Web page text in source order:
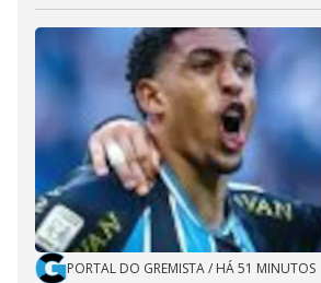
PORTAL DO GREMISTA/ HÁ 51 MINUTOS